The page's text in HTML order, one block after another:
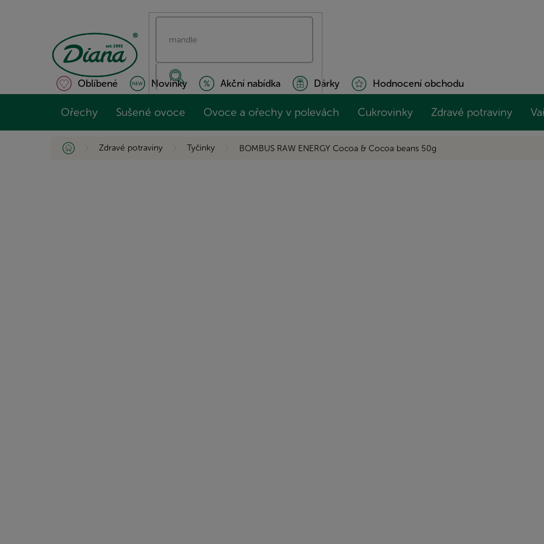
Oblíbené Novinky Akční nabídka Dárky Hodnocení obchodu
Ořechy Sušené ovoce Ovoce a ořechy v polevách Cukrovinky Zdravé potraviny
Domů Zdravé potraviny Tyčinky BOMBUS RAW ENERGY Cocoa & Cocoa beans 50g